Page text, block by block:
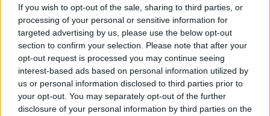
If you wish to opt-out of the sale, sharing to third parties, or
processing of your personal or sensitive information for
targeted advertising by us, please use the below opt-out
section to confirm your selection. Please note that after your
opt-out request is processed you may continue seeing
interest-based ads based on personal information utilized by
us or personal information disclosed to third parties prior to
your opt-out. You may separately opt-out of the further
disclosure of your personal information by third parties on the